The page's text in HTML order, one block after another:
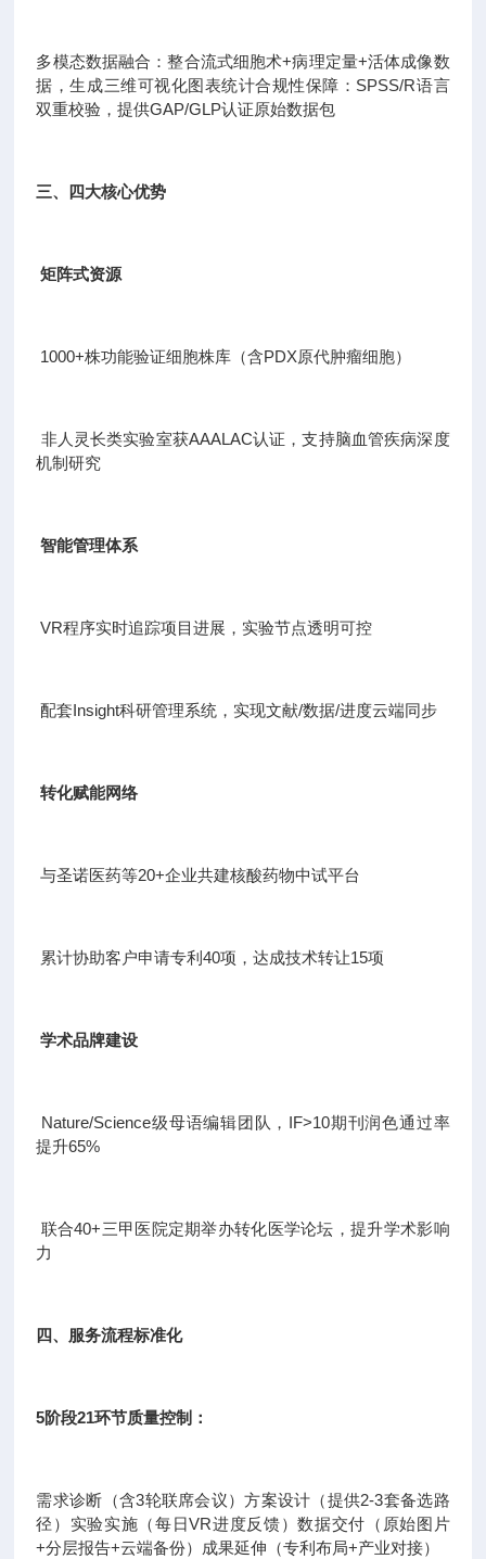
多模态数据融合：整合流式细胞术+病理定量+活体成像数
据，生成三维可视化图表统计合规性保障：SPSS/R语言
双重校验，提供GAP/GLP认证原始数据包
三、四大核心优势
矩阵式资源
1000+株功能验证细胞株库（含PDX原代肿瘤细胞）
非人灵长类实验室获AAALAC认证，支持脑血管疾病深度
机制研究
智能管理体系
VR程序实时追踪项目进展，实验节点透明可控
配套Insight科研管理系统，实现文献/数据/进度云端同步
转化赋能网络
与圣诺医药等20+企业共建核酸药物中试平台
累计协助客户申请专利40项，达成技术转让15项
学术品牌建设
Nature/Science级母语编辑团队，IF>10期刊润色通过率
提升65%
联合40+三甲医院定期举办转化医学论坛，提升学术影响
力
四、服务流程标准化
5阶段21环节质量控制：
需求诊断（含3轮联席会议）方案设计（提供2-3套备选路
径）实验实施（每日VR进度反馈）数据交付（原始图片
+分层报告+云端备份）成果延伸（专利布局+产业对接）